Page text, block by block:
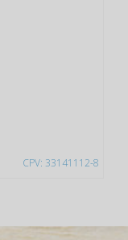
CPV: 33141112-8